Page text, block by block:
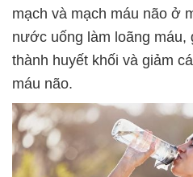
mạch và mạch máu não ở
nước uống làm loãng máu,
thành huyết khối và giảm
máu não.